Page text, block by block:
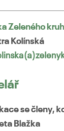
Zeleného
Kolínská
se členy,
Blažka